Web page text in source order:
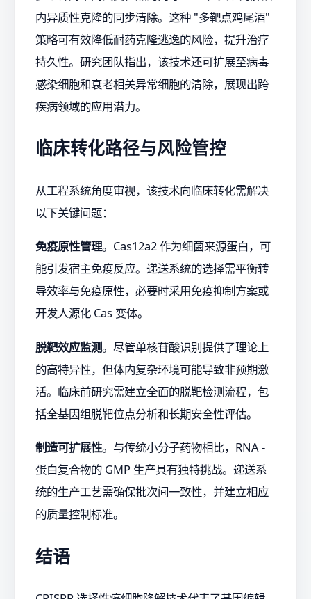
内异质性克隆的同步清除。这种 "多靶点鸡尾酒"
策略可有效降低耐药克隆逃逸的风险，提升治疗
持久性。研究团队指出，该技术还可扩展至病毒
感染细胞和衰老相关异常细胞的清除，展现出跨
疾病领域的应用潜力。
临床转化路径与风险管控
从工程系统角度审视，该技术向临床转化需解决
以下关键问题：
免疫原性管理。Cas12a2 作为细菌来源蛋白，可
能引发宿主免疫反应。递送系统的选择需平衡转
导效率与免疫原性，必要时采用免疫抑制方案或
开发人源化 Cas 变体。
脱靶效应监测。尽管单核苷酸识别提供了理论上
的高特异性，但体内复杂环境可能导致非预期激
活。临床前研究需建立全面的脱靶检测流程，包
括全基因组脱靶位点分析和长期安全性评估。
制造可扩展性。与传统小分子药物相比，RNA -
蛋白复合物的 GMP 生产具有独特挑战。递送系
统的生产工艺需确保批次间一致性，并建立相应
的质量控制标准。
结语